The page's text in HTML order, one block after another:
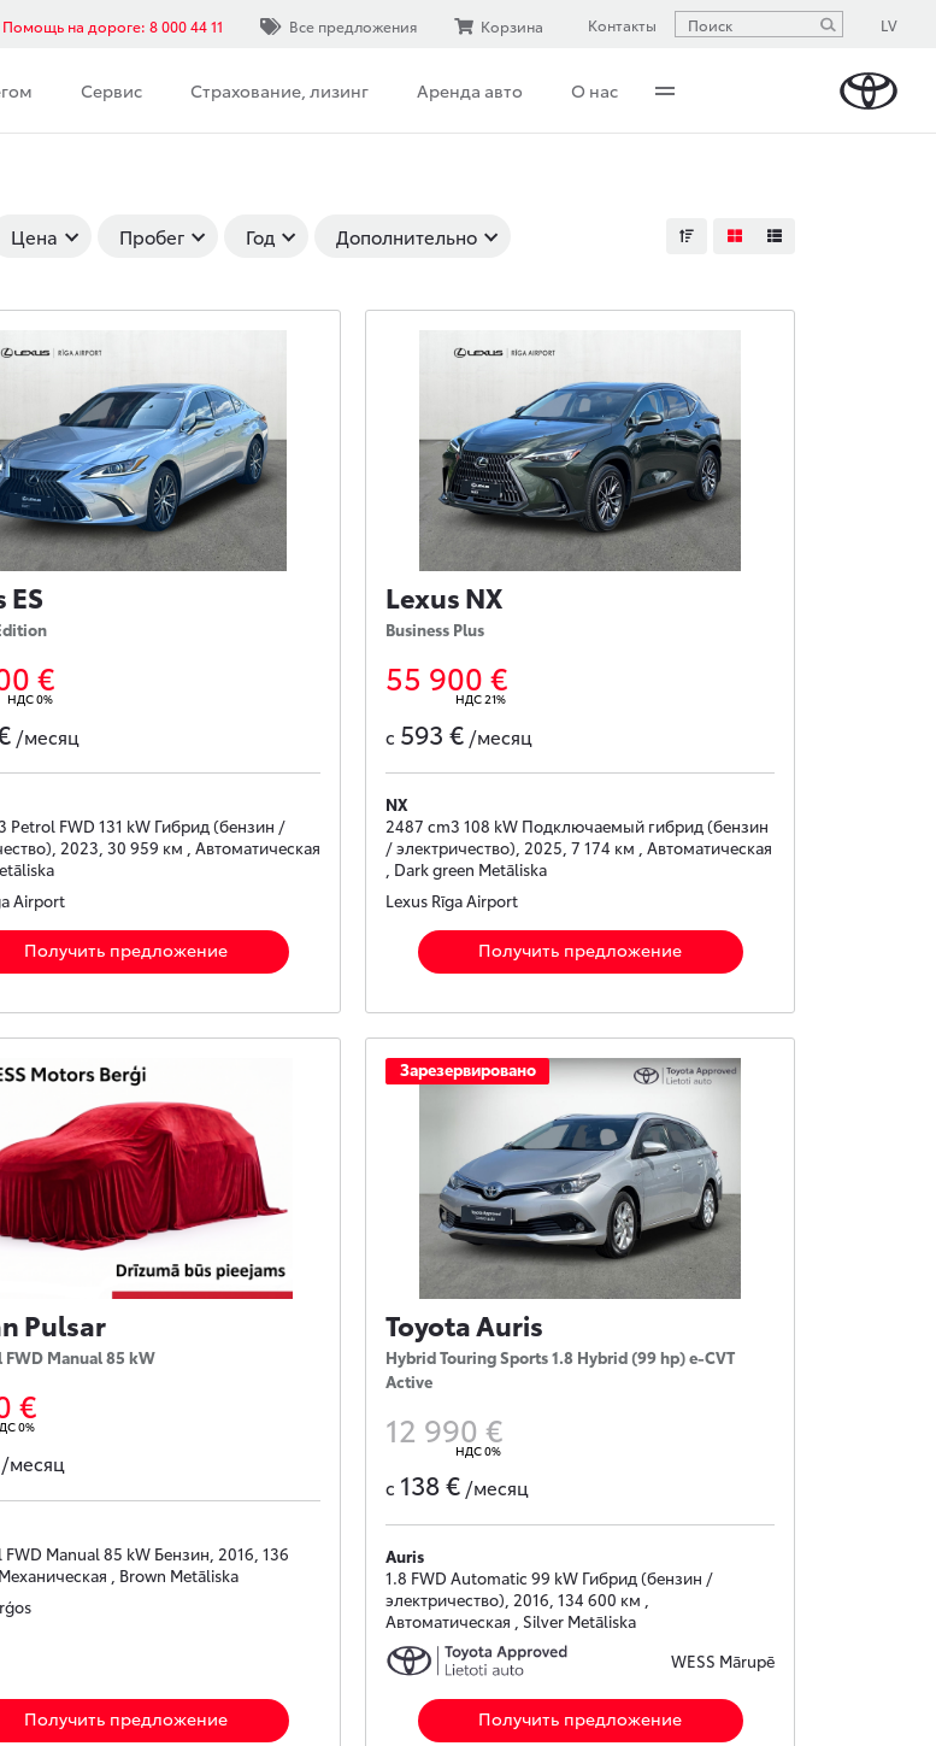
Сервис Страхование, лизинг Аренда авто О нас
на дороге: 8 000 44 11 Все предложения Корзина Контакты LV
Цена Пробег Год Дополнительно
ES
€
НДС 0%
/месяц
Petrol FWD 131 kW Гибрид (бензин /
2023, 30 959 км , Автоматическая
Airport
Получить предложение
Lexus NX
Business Plus
55 900 €
НДС 21%
с 593 € /месяц
NX
2487 cm3 108 kW Подключаемый гибрид (бензин
/ электричество), 2025, 7 174 км , Автоматическая
, Dark green Metāliska
Lexus Rīga Airport
Получить предложение
Pulsar
FWD Manual 85 kW
€
0%
FWD Manual 85 kW Бензин, 2016, 136
, Brown Metāliska
Получить предложение
Зарезервировано
Toyota Auris
Hybrid Touring Sports 1.8 Hybrid (99 hp) e-CVT
Active
12 990 €
НДС 0%
с 138 € /месяц
Auris
1.8 FWD Automatic 99 kW Гибрид (бензин /
электричество), 2016, 134 600 км ,
Автоматическая , Silver Metāliska
WESS Mārupē
Получить предложение